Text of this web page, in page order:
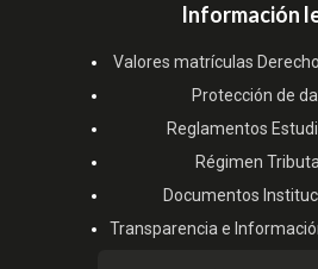
Información
Valores matrículas
Protección de
Reglamentos
Régimen
Documentos
Transparencia e